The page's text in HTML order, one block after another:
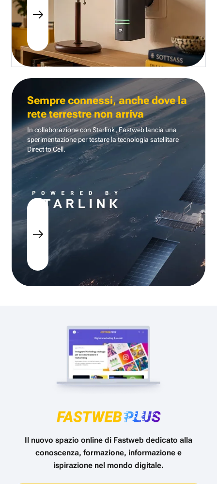
Sempre connessi, anche dove la
rete terrestre non arriva
In collaborazione con Starlink, Fastweb lancia una
sperimentazione per testare la tecnologia satellitare
Direct to Cell.
Il nuovo spazio online di Fastweb dedicato alla
conoscenza, formazione, informazione e
ispirazione nel mondo digitale.